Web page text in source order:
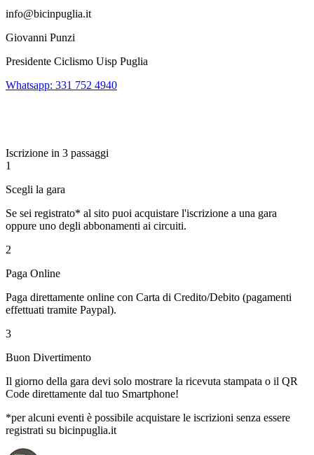
info@bicinpuglia.it
Giovanni Punzi
Presidente Ciclismo Uisp Puglia
Whatsapp: 331 752 4940
Iscrizione in 3 passaggi
1
Scegli la gara
Se sei registrato* al sito puoi acquistare l'iscrizione a una gara
oppure uno degli abbonamenti ai circuiti.
2
Paga Online
Paga direttamente online con Carta di Credito/Debito (pagamenti
effettuati tramite Paypal).
3
Buon Divertimento
Il giorno della gara devi solo mostrare la ricevuta stampata o il QR
Code direttamente dal tuo Smartphone!
*per alcuni eventi è possibile acquistare le iscrizioni senza essere
registrati su bicinpuglia.it